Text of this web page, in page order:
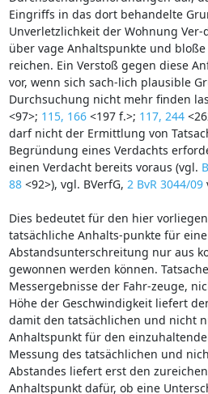
Eingriffs in das dort behandelte
Unverletzlichkeit der Wohnung
über vage Anhaltspunkte und
reichen. Ein Verstoß gegen diese
vor, wenn sich sach-lich plausible
Durchsuchung nicht mehr finden
<97>; 115, 166<197 f.>; 117, 244
darf nicht der Ermittlung von
Begründung eines Verdachts
einen Verdacht bereits voraus (vgl.
88<92>), vgl. BVerfG, 2 BvR 3044/09
Dies bedeutet für den hier
tatsächliche Anhalts-punkte für
Abstandsunterschreitung nur aus
gewonnen werden können.
Messergebnisse der Fahr-zeuge,
Höhe der Geschwindigkeit liefert
damit den tatsächlichen und nicht
Anhaltspunkt für den
Messung des tatsächlichen und
Abstandes liefert erst den
Anhaltspunkt dafür, ob eine